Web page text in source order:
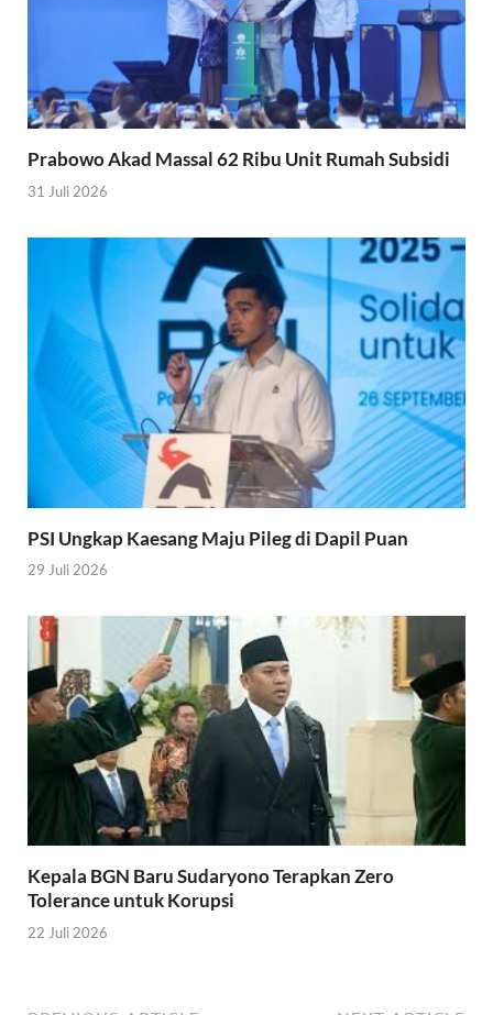
Prabowo Akad Massal 62 Ribu Unit Rumah Subsidi
31 Juli 2026
PSI Ungkap Kaesang Maju Pileg di Dapil Puan
29 Juli 2026
Kepala BGN Baru Sudaryono Terapkan Zero
Tolerance untuk Korupsi
22 Juli 2026